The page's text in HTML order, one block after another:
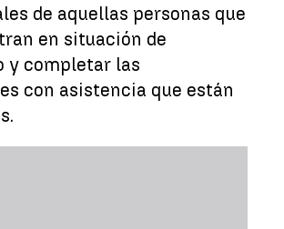
de aquellas personas que
en situación de
y completar las
con asistencia que están